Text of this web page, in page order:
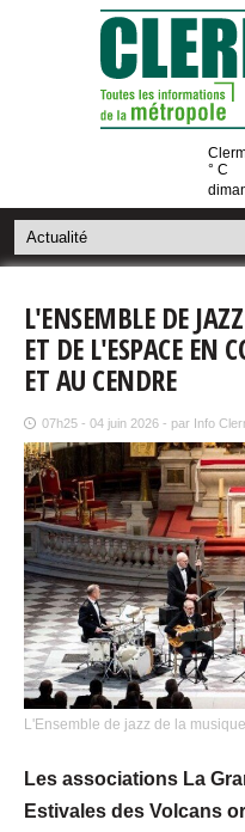
° C
L'ENSEMBLE DE
ET DE L'ESPACE EN
ET AU CENDRE
07h25 - 04 juin 2026 - par Info
L'Ensemble de jazz de la
Les associations La
Estivales des Volcans